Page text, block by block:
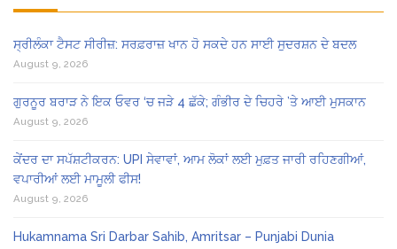
ਸ੍ਰੀਲੰਕਾ ਟੈਸਟ ਸੀਰੀਜ਼: ਸਰਫ਼ਰਾਜ਼ ਖਾਨ ਹੋ ਸਕਦੇ ਹਨ ਸਾਈ ਸੁਦਰਸ਼ਨ ਦੇ ਬਦਲ
August 9, 2026
ਗੁਰਨੂਰ ਬਰਾੜ ਨੇ ਇਕ ਓਵਰ ‘ਚ ਜੜੇ 4 ਛੱਕੇ; ਗੰਭੀਰ ਦੇ ਚਿਹਰੇ ’ਤੇ ਆਈ ਮੁਸਕਾਨ
August 9, 2026
ਕੇਂਦਰ ਦਾ ਸਪੱਸ਼ਟੀਕਰਨ: UPI ਸੇਵਾਵਾਂ, ਆਮ ਲੋਕਾਂ ਲਈ ਮੁਫ਼ਤ ਜਾਰੀ ਰਹਿਣਗੀਆਂ,
ਵਪਾਰੀਆਂ ਲਈ ਮਾਮੂਲੀ ਫੀਸ!
August 9, 2026
Hukamnama Sri Darbar Sahib, Amritsar – Punjabi Dunia